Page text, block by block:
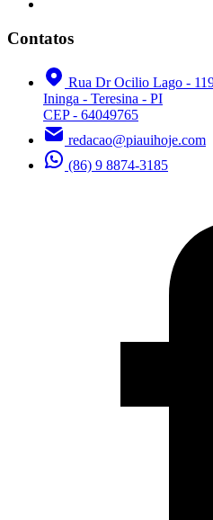
Contatos
Rua Dr Ocilio Lago -
Ininga - Teresina - PI
CEP - 64049765
redacao@piauihoje.com
(86) 9 8874-3185